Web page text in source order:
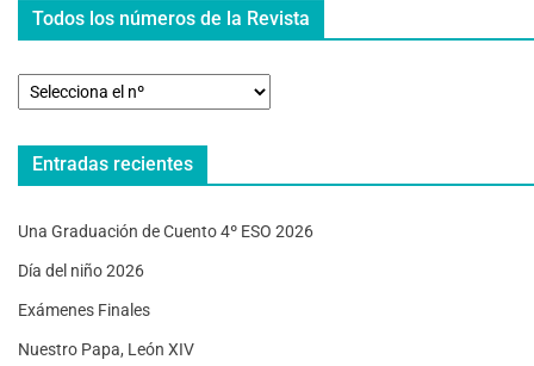
Todos los números de la Revista
Entradas recientes
Una Graduación de Cuento 4º ESO 2026
Día del niño 2026
Exámenes Finales
Nuestro Papa, León XIV